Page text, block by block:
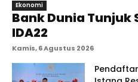
Ekonomi
Bank Dunia Tunjuk
IDA22
Kamis, 6 Agustus 2026